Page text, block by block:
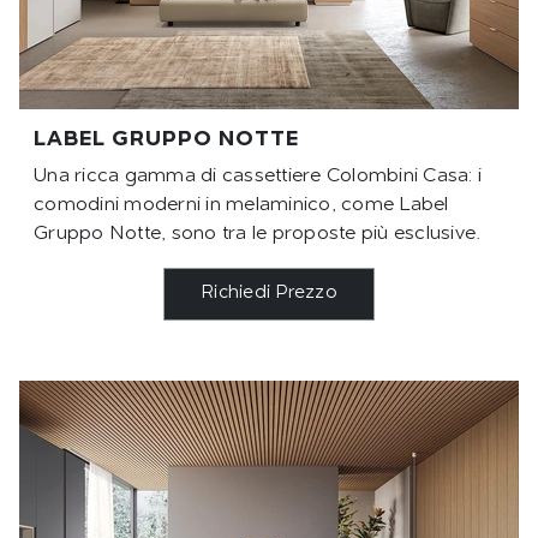
LABEL GRUPPO NOTTE
Una ricca gamma di cassettiere Colombini Casa: i
comodini moderni in melaminico, come Label
Gruppo Notte, sono tra le proposte più esclusive.
Richiedi Prezzo